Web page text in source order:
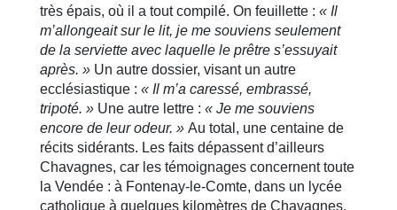
très épais, où il a tout compilé. On feuillette : « Il
m’allongeait sur le lit, je me souviens seulement
de la serviette avec laquelle le prêtre s’essuyait
après. »Un autre dossier, visant un autre
ecclésiastique : « Il m’a caressé, embrassé,
tripoté. »Une autre lettre : « Je me souviens
encore de leur odeur. »Au total, une centaine de
récits sidérants. Les faits dépassent d’ailleurs
Chavagnes, car les témoignages concernent toute
la Vendée : à Fontenay-le-Comte, dans un lycée
catholique à quelques kilomètres de Chavagnes,